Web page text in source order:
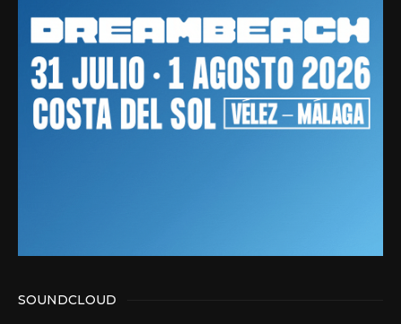
SOUNDCLOUD